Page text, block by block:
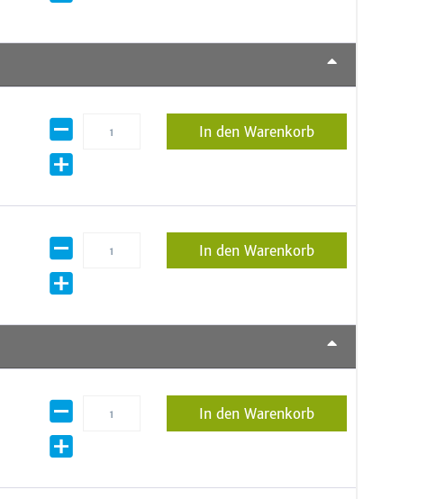
In den Warenkorb
In den Warenkorb
In den Warenkorb